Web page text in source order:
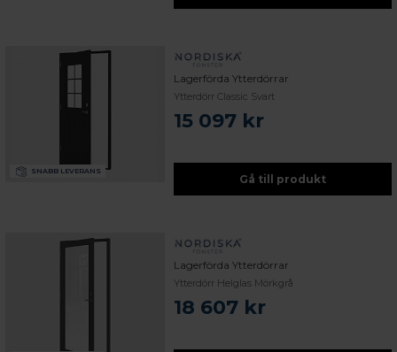
SNABB LEVERANS
Lagerförda Ytterdörrar
Ytterdörr Classic Svart
15 097 kr
Gå till produkt
Lagerförda Ytterdörrar
Ytterdörr Helglas Mörkgrå
18 607 kr